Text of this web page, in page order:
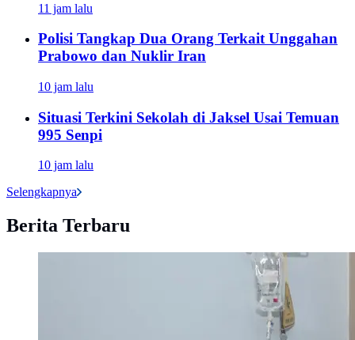
11 jam lalu
Polisi Tangkap Dua Orang Terkait Unggahan
Prabowo dan Nuklir Iran
10 jam lalu
Situasi Terkini Sekolah di Jaksel Usai Temuan
995 Senpi
10 jam lalu
Selengkapnya
Berita Terbaru